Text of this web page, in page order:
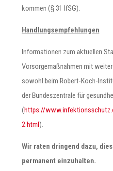
kommen (§ 31 IfSG).
Handlungsempfehlungen
Informationen zum aktuellen
Vorsorgemaßnahmen mit
sowohl beim Robert-Koch-
der Bundeszentrale für
(https://
2.html).
Wir raten dringend dazu,
permanent einzuhalten.